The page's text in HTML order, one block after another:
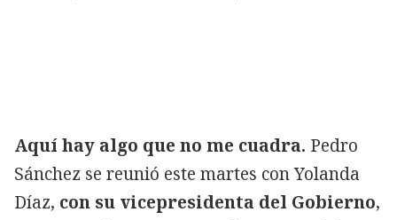
Aquí hay algo que no me cuadra. Pedro
Sánchez se reunió este martes con Yolanda
Díaz, con su vicepresidenta del Gobierno,